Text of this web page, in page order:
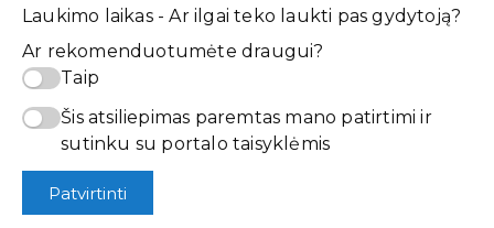
Laukimo laikas - Ar ilgai teko laukti pas gydytoją?
Ar rekomenduotumėte draugui?
Taip
Šis atsiliepimas paremtas mano patirtimi ir
sutinku su portalo taisyklėmis
Patvirtinti